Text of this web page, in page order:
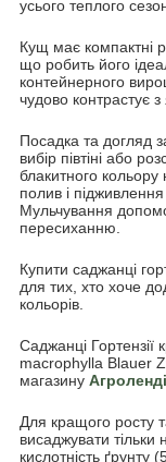
усього теплого
Кущ має компактні
що робить його
контейнерного
чудово контрастує з
Посадка та догляд
вибір півтіні або
блакитного кольору
полив і
Мульчування
пересиханню.
Купити саджанці
для тих, хто хоче
кольорів.
Саджанці
macrophylla Blauer
магазину
Для кращого росту
висаджувати тільки
кислотність ґрунту